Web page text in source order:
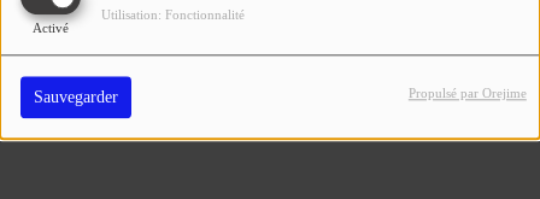
Activé
Utilisation: Fonctionnalité
Sauvegarder Propulsé par Orejime
SE CONNECTER